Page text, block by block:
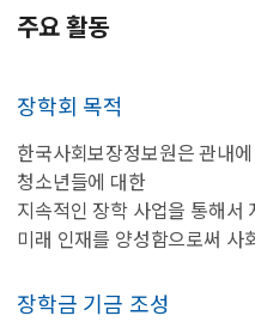
주요 활동
장학회 목적
한국사회보장정보원은 관내
청소년들에 대한
지속적인 장학 사업을 통해서
미래 인재를 양성함으로써 사
장학금 기금 조성